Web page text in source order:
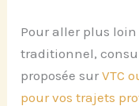
Pour aller plus loin
traditionnel,
proposée surVTC
pour vos trajets